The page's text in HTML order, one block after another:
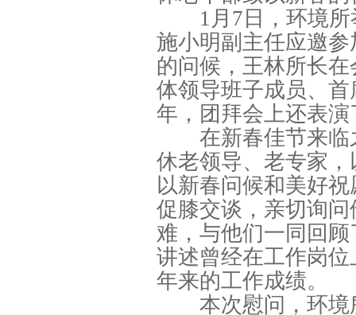
1月7日，环境
施小明副主任应邀
的问候，王林所长
体领导班子成员、
年，团拜会上还表
在新春佳节来临
休老领导、老专家
以新春问候和美好
促膝交谈，亲切询
难，与他们一同回
讲述曾经在工作岗
年来的工作成绩。
本次慰问，环